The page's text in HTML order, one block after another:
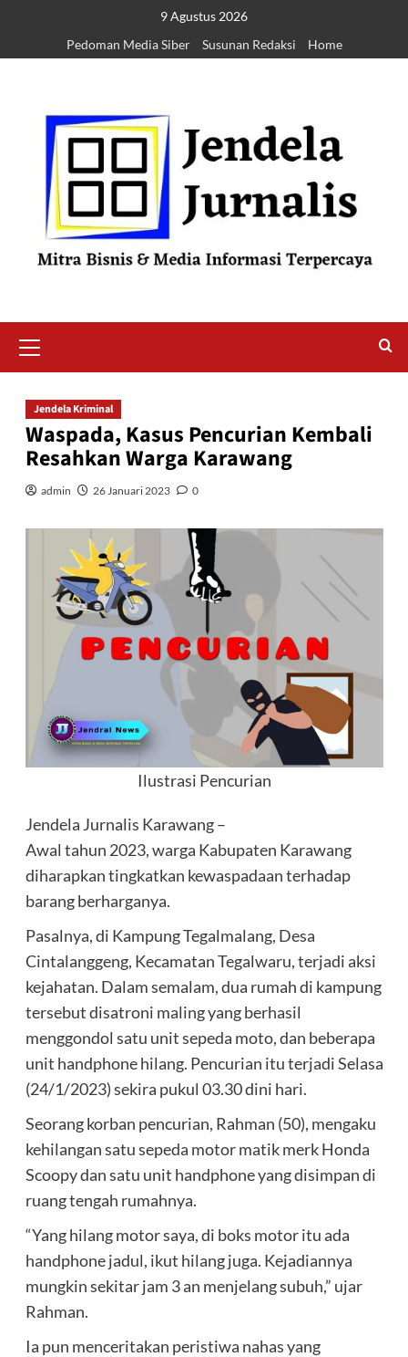
9 Agustus 2026
Pedoman Media Siber
Susunan Redaksi Home
Jendela Kriminal
Waspada, Kasus Pencurian Kembali
Resahkan Warga Karawang
admin 26 Januari 2023 0
Ilustrasi Pencurian
Jendela Jurnalis Karawang –
Awal tahun 2023, warga Kabupaten Karawang
diharapkan tingkatkan kewaspadaan terhadap
barang berharganya.
Pasalnya, di Kampung Tegalmalang, Desa
Cintalanggeng, Kecamatan Tegalwaru, terjadi aksi
kejahatan. Dalam semalam, dua rumah di kampung
tersebut disatroni maling yang berhasil
menggondol satu unit sepeda moto, dan beberapa
unit handphone hilang. Pencurian itu terjadi Selasa
(24/1/2023) sekira pukul 03.30 dini hari.
Seorang korban pencurian, Rahman (50), mengaku
kehilangan satu sepeda motor matik merk Honda
Scoopy dan satu unit handphone yang disimpan di
ruang tengah rumahnya.
“Yang hilang motor saya, di boks motor itu ada
handphone jadul, ikut hilang juga. Kejadiannya
mungkin sekitar jam 3 an menjelang subuh,” ujar
Rahman.
Ia pun menceritakan peristiwa nahas yang